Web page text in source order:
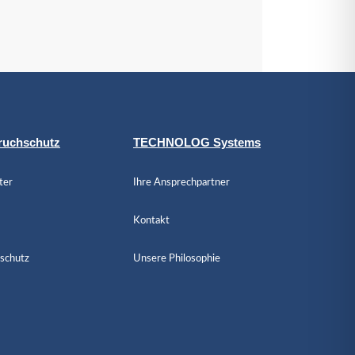
TECHNOLOG Systems
Ihre Ansprechpartner
Kontakt
Unsere Philosophie